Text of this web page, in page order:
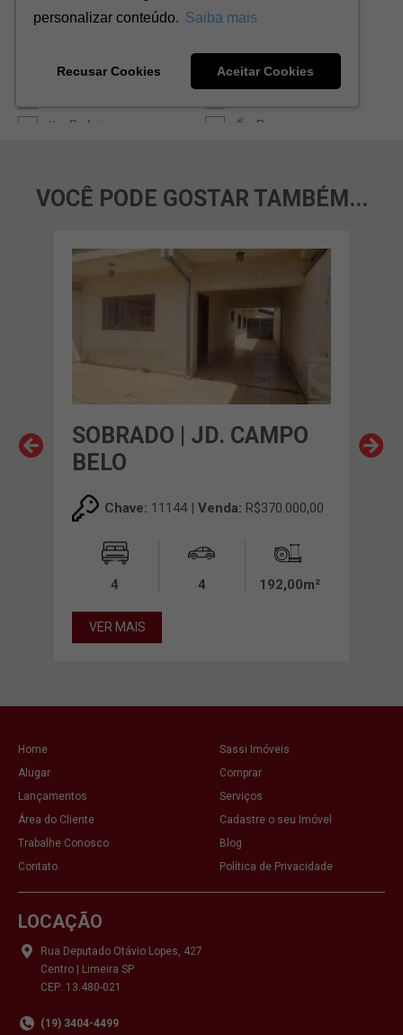
VOCÊ PODE GOSTAR TAMBÉM...
SOBRADO | JD. CAMPO
BELO
Chave: 11144 | Venda: R$370.000,00
4 4 192,00m²
VER MAIS
Home
Sassi Imóveis
Alugar
Comprar
Lançamentos
Serviços
Área do Cliente
Cadastre o seu Imóvel
Trabalhe Conosco
Blog
Contato
Política de Privacidade
LOCAÇÃO
Rua Deputado Otávio Lopes, 427
Centro | Limeira SP
CEP: 13.480-021
(19) 3404-4499